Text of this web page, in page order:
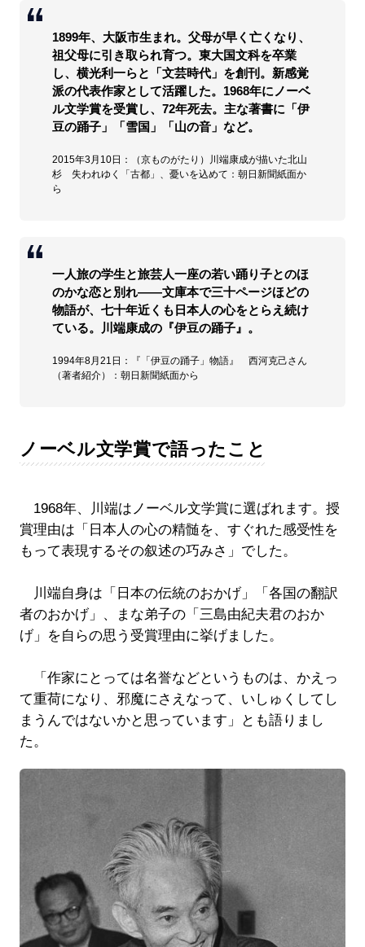
1899年、大阪市生まれ。父母が早く亡くなり、
祖父母に引き取られ育つ。東大国文科を卒業
し、横光利一らと「文芸時代」を創刊。新感覚
派の代表作家として活躍した。1968年にノーベ
ル文学賞を受賞し、72年死去。主な著書に「伊
豆の踊子」「雪国」「山の音」など。
2015年3月10日：（京ものがたり）川端康成が描いた北山
杉 失われゆく「古都」、憂いを込めて：朝日新聞紙面か
ら
一人旅の学生と旅芸人一座の若い踊り子とのほ
のかな恋と別れ――文庫本で三十ページほどの
物語が、七十年近くも日本人の心をとらえ続け
ている。川端康成の『伊豆の踊子』。
1994年8月21日：『「伊豆の踊子」物語』 西河克己さん
（著者紹介）：朝日新聞紙面から
ノーベル文学賞で語ったこと
1968年、川端はノーベル文学賞に選ばれます。授
賞理由は「日本人の心の精髄を、すぐれた感受性を
もって表現するその叙述の巧みさ」でした。
川端自身は「日本の伝統のおかげ」「各国の翻訳
者のおかげ」、まな弟子の「三島由紀夫君のおか
げ」を自らの思う受賞理由に挙げました。
「作家にとっては名誉などというものは、かえっ
て重荷になり、邪魔にさえなって、いしゅくしてし
まうんではないかと思っています」とも語りまし
た。